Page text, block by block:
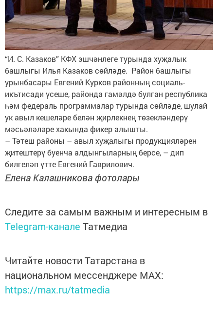
“И. С. Казаков” КФХ эшчән­леге турында ху­җалык
башлыгы Илья Казаков сөйләде. Район башлыгы
урынбасары Евгений Курков районның социаль-
икътисади үсеше, районда гамәлдә булган республика
һәм федераль программалар турында сөйләде, шулай
ук авыл кешеләре белән җирлекнең төзекләнде­рү
мәсьәләләре хакында ­фикер алышты.
– Тәтеш районы – авыл хуҗалыгы продукцияләрен
җитештерү буенча ал­дын­гыларның берсе, – дип
билгеләп үтте Евгений ­Гаврилович.
Елена Калашникова фотолары
Следите за самым важным и интересным в
Telegram-канале Татмедиа
Читайте новости Татарстана в
национальном мессенджере MАХ:
https://max.ru/tatmedia